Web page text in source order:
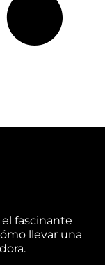
fascinante
llevar una